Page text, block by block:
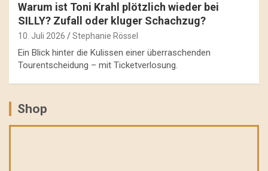
Warum ist Toni Krahl plötzlich wieder bei
SILLY? Zufall oder kluger Schachzug?
10. Juli 2026 Stephanie Rössel
Ein Blick hinter die Kulissen einer überraschenden
Tourentscheidung – mit Ticketverlosung.
Shop